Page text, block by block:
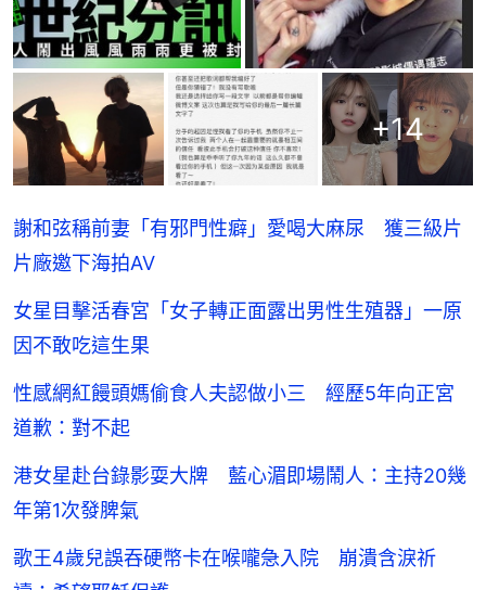
+14
謝和弦稱前妻「有邪門性癖」愛喝大麻尿 獲三級片
片廠邀下海拍AV
女星目擊活春宮「女子轉正面露出男性生殖器」一原
因不敢吃這生果
性感網紅饅頭媽偷食人夫認做小三 經歷5年向正宮
道歉：對不起
港女星赴台錄影耍大牌 藍心湄即場鬧人：主持20幾
年第1次發脾氣
歌王4歲兒誤吞硬幣卡在喉嚨急入院 崩潰含淚祈